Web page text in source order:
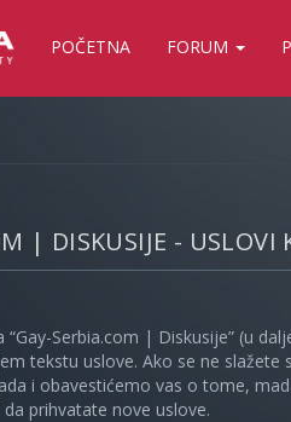
POČETNA FORUM
| DISKUSIJE - USLOVI
“Gay-Serbia.com | Diskusije” (u
tekstu uslove. Ako se ne
i obavestićemo vas o tome,
prihvatate nove uslove.